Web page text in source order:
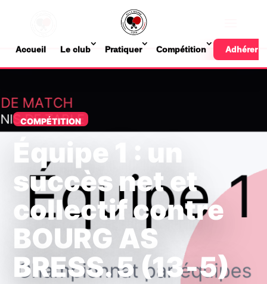
Accueil Le club Pratiquer Compétition Adhérer
COMPÉTITION
Équipe 1 : un
succès net et
collectif contre
BOURG AS
BRESS. 5 (13‑5)